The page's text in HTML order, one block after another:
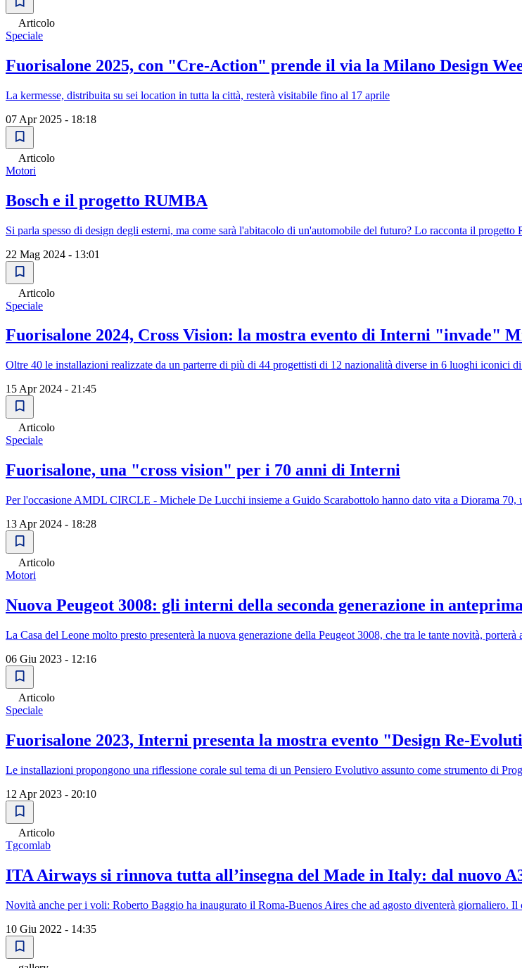
Articolo
Speciale
Fuorisalone 2025, con "Cre-Action" prende il via la Milano Design
La kermesse, distribuita su sei location in tutta la città, resterà visitabile fino al 17 aprile
07 Apr 2025 - 18:18
Articolo
Motori
Bosch e il progetto RUMBA
Si parla spesso di design degli esterni, ma come sarà l'abitacolo di un'automobile del futuro? Lo racconta il
22 Mag 2024 - 13:01
Articolo
Speciale
Fuorisalone 2024, Cross Vision: la mostra evento di Interni "invade"
Oltre 40 le installazioni realizzate da un parterre di più di 44 progettisti di 12 nazionalità diverse in 6 luoghi iconici
15 Apr 2024 - 21:45
Articolo
Speciale
Fuorisalone, una "cross vision" per i 70 anni di Interni
Per l'occasione AMDL CIRCLE - Michele De Lucchi insieme a Guido Scarabottolo hanno dato vita a Diorama
13 Apr 2024 - 18:28
Articolo
Motori
Nuova Peugeot 3008: gli interni della seconda generazione in anteprima
La Casa del Leone molto presto presenterà la nuova generazione della Peugeot 3008, che tra le tante novità,
06 Giu 2023 - 12:16
Articolo
Speciale
Fuorisalone 2023, Interni presenta la mostra evento "Design Re-
Le installazioni propongono una riflessione corale sul tema di un Pensiero Evolutivo assunto come strumento di
12 Apr 2023 - 20:10
Articolo
Tgcomlab
ITA Airways si rinnova tutta all’insegna del Made in Italy: dal nuovo
Novità anche per i voli: Roberto Baggio ha inaugurato il Roma-Buenos Aires che ad agosto diventerà giornaliero.
10 Giu 2022 - 14:35